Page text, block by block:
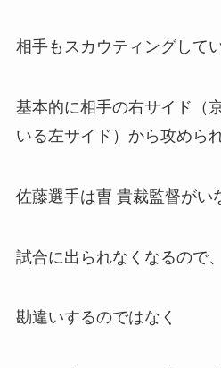
相手もスカウティングして
基本的に相手の右サイド（
いる左サイド）から攻めら
佐藤選手は曺 貴裁監督がい
試合に出られなくなるので、
勘違いするのではなく